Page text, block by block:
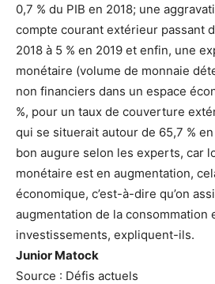
0,7 % du PIB en 2018; une
compte courant extérieur passant
2018 à 5 % en 2019 et enfin, une
monétaire (volume de monnaie
non financiers dans un espace
%, pour un taux de couverture
qui se situerait autour de 65,7 %
bon augure selon les experts, car
monétaire est en augmentation,
économique, c’est-à-dire qu’on
augmentation de la consommation
investissements, expliquent-ils.
Junior Matock
Source : Défis actuels